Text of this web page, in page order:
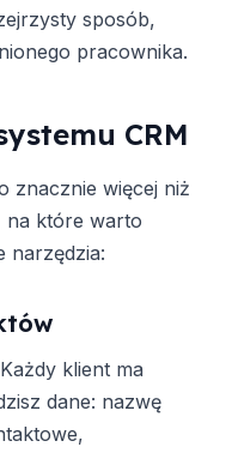
sposób,
pracownika.
CRM
znacznie więcej niż
na które warto
narzędzia:
klient ma
dane: nazwę